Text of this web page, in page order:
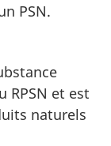
PSN.
RPSN et est
naturels